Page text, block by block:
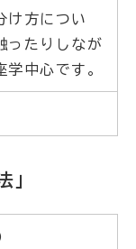
け方につい
ったりしなが
学中心です。
」